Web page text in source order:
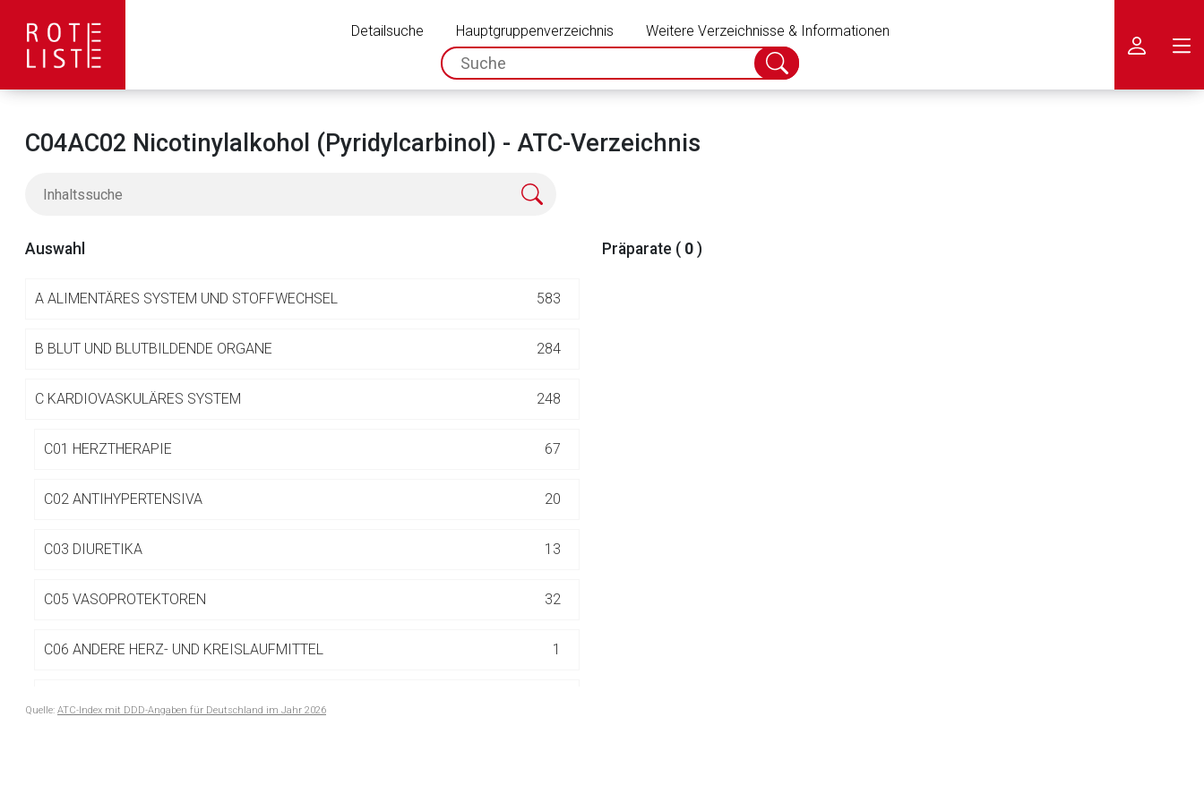
Detailsuche Hauptgruppenverzeichnis
Weitere Verzeichnisse & Informationen
spc.search.input.placeholder
Suche
abschicken
C04AC02 Nicotinylalkohol (Pyridylcarbinol) - ATC-Verzeichnis
Auswahl
A ALIMENTÄRES SYSTEM UND STOFFWECHSEL 583
B BLUT UND BLUTBILDENDE ORGANE 284
C KARDIOVASKULÄRES SYSTEM 248
C01 HERZTHERAPIE 67
C02 ANTIHYPERTENSIVA 20
C03 DIURETIKA 13
C05 VASOPROTEKTOREN 32
C06 ANDERE HERZ- UND KREISLAUFMITTEL 1
Quelle: ATC-Index mit DDD-Angaben für Deutschland im Jahr 2026
Präparate ( 0 )
Aufruf einer externen Seite
Der von Ihnen aufgerufene Link öffnet eine externe Web-Seite. Für die Inhalte der externen Web-Seite ist deren